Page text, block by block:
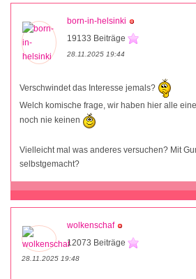
born-in-helsinki
19133 Beiträge
28.11.2025 19:44
Verschwindet das Interesse jemals?
Welch komische frage, wir haben hier alle
noch nie keinen
Vielleicht mal was anderes versuchen? Mit
selbstgemacht?
wolkenschaf
12073 Beiträge
28.11.2025 19:48